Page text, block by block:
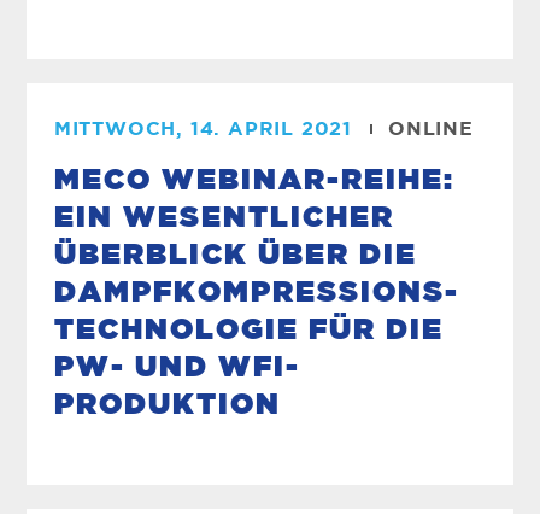
MITTWOCH, 14. APRIL 2021 ONLINE
MECO WEBINAR-REIHE:
EIN WESENTLICHER
ÜBERBLICK ÜBER DIE
DAMPFKOMPRESSIONS-
TECHNOLOGIE FÜR DIE
PW- UND WFI-
PRODUKTION